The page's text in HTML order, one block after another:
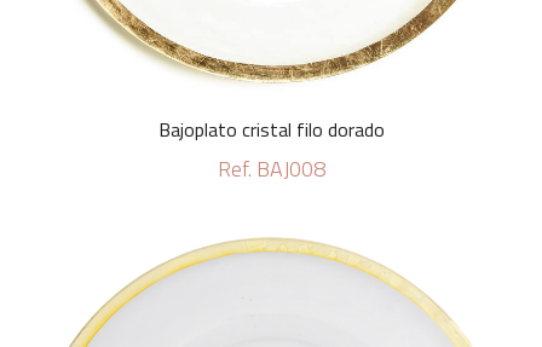
Bajoplato cristal filo dorado
Ref. BAJ008